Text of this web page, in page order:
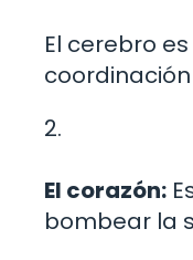
El cerebro
2.
El corazón:
bombear la